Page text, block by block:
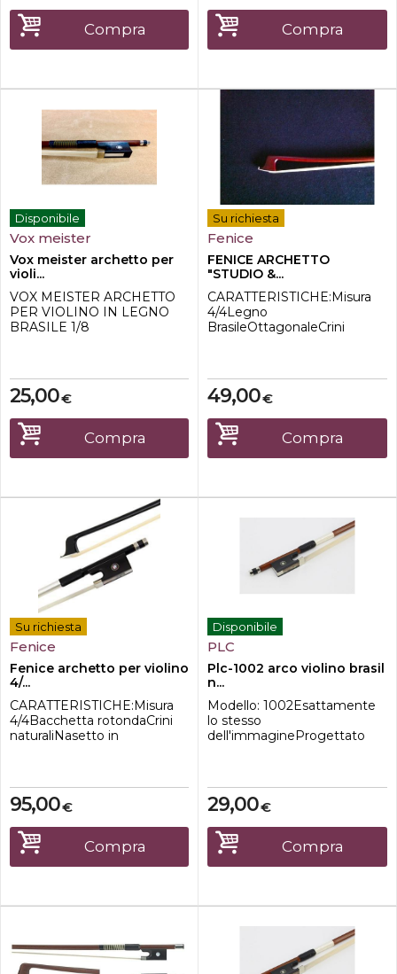
Compra Compra
Disponibile
Vox meister
Vox meister archetto per
violi...
VOX MEISTER ARCHETTO
PER VIOLINO IN LEGNO
BRASILE 1/8
€
25,00
Compra
Su richiesta
Fenice
FENICE ARCHETTO
"STUDIO &...
CARATTERISTICHE:Misura
4/4Legno
BrasileOttagonaleCrini
madreperlatiAvvolgimento
in alluminio.
€
49,00
Compra
Su richiesta
Fenice
Fenice archetto per violino
4/...
CARATTERISTICHE:Misura
4/4Bacchetta rotondaCrini
naturaliNasetto in
in alluminio.
€
95,00
Compra
Disponibile
PLC
Plc-1002 arco violino brasil
n...
Modello: 1002Esattamente
lo stesso
dell'immagineProgettato
studenti -Nasetto in ebano -
Crini naturali-Asta rotonda
€
29,00
Compra